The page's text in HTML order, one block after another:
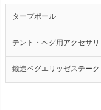
タープポール
テント・ペグ用アクセサリ
鍛造ペグエリッゼステーク